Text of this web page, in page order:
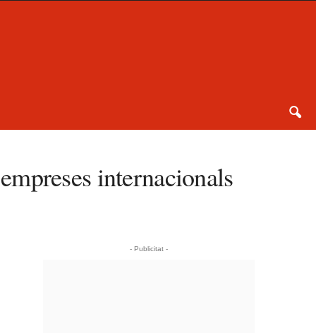
internacionals
- Publicitat -